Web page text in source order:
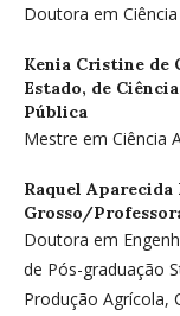
Doutora em
Kenia Cristine de
Estado, de
Pública
Mestre em Ciência
Raquel Aparecida
Grosso/
Doutora em
de Pós-graduação
Produção Agrícola,